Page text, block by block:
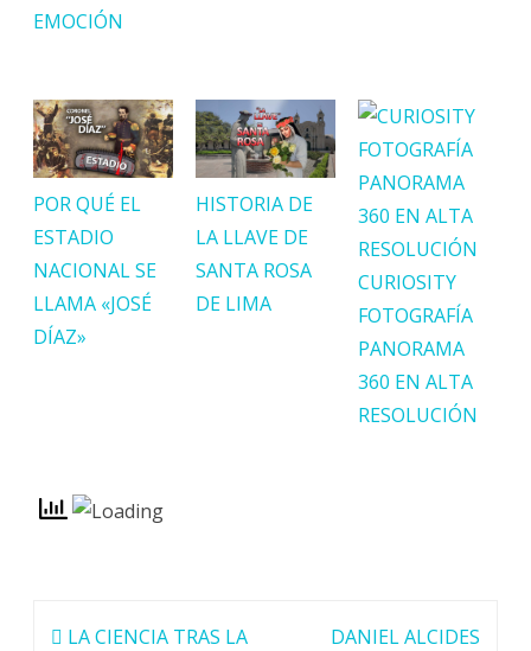
EMOCIÓN
POR QUÉ EL
ESTADIO
NACIONAL SE
LLAMA «JOSÉ
DÍAZ»
HISTORIA DE
LA LLAVE DE
SANTA ROSA
DE LIMA
CURIOSITY
FOTOGRAFÍA
PANORAMA
360 EN ALTA
RESOLUCIÓN
Navegación
LA CIENCIA TRAS LA
DANIEL ALCIDES